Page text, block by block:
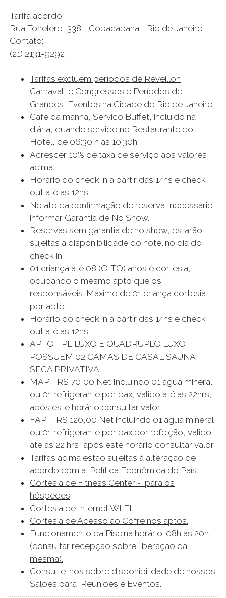
Tarifa acordo
Rua Tonelero, 338 - Copacabana - Rio de Janeiro
Contato:
(21) 2131-9292
Tarifas excluem períodos de Reveillon,
Carnaval, e Congressos e Períodos de
Grandes Eventos na Cidade do Rio de Janeiro,
Café da manhã, Serviço Buffet, incluído na
diária, quando servido no Restaurante do
Hotel, de 06:30 h às 10:30h.
Acrescer 10% de taxa de serviço aos valores
acima.
Horário do check in a partir das 14hs e check
out até as 12hs
No ato da confirmação de reserva, necessário
informar Garantia de No Show.
Reservas sem garantia de no show, estarão
sujeitas a disponibilidade do hotel no dia do
check in.
01 criança até 08 (OITO) anos é cortesia,
ocupando o mesmo apto que os
responsáveis. Máximo de 01 criança cortesia
por apto.
Horário do check in a partir das 14hs e check
out até as 12hs
APTO TPL LUXO E QUADRUPLO LUXO
POSSUEM 02 CAMAS DE CASAL SAUNA
SECA PRIVATIVA.
MAP = R$ 70,00 Net Incluindo 01 água mineral
ou 01 refrigerante por pax, valido até as 22hrs,
após este horário consultar valor
FAP = R$ 120,00 Net incluindo 01 água mineral
ou 01 refrigerante por pax por refeição, valido
até as 22 hrs, após este horário consultar valor
Tarifas acima estão sujeitas à alteração de
acordo com a Política Econômica do País.
Cortesia de Fitness Center - para os
hóspedes
Cortesia de Internet WI FI.
Cortesia de Acesso ao Cofre nos aptos.
Funcionamento da Piscina horário: 08h ás 20h.
(consultar recepção sobre liberação da
mesma).
Consulte-nos sobre disponibilidade de nossos
Salões para Reuniões e Eventos.